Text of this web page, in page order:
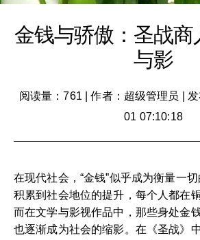
金钱与骄傲：圣战商
与影
阅读量：761 |作者：超级管理员
01 07:10:18
在现代社会，“金钱”似乎成为衡量一
积累到社会地位的提升，每个人都在
而在文学与影视作品中，那些身处金
也逐渐成为社会的缩影。在《圣战》